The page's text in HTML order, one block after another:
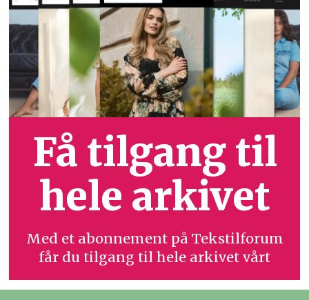
Få tilgang til
hele arkivet
Med et abonnement på Tekstilforum
får du tilgang til hele arkivet vårt